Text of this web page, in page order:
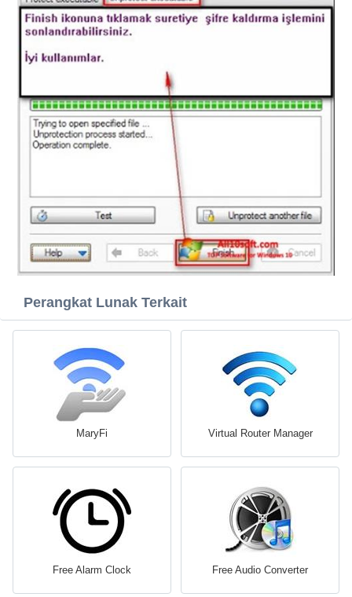
Perangkat Lunak Terkait
MaryFi Virtual Router Manager
Free Alarm Clock Free Audio Converter